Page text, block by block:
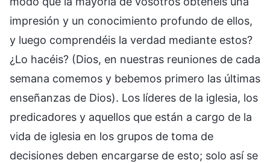
impresión y un conocimiento profundo de ellos,
y luego comprendéis la verdad mediante estos?
¿Lo hacéis? (Dios, en nuestras reuniones de cada
semana comemos y bebemos primero las últimas
enseñanzas de Dios). Los líderes de la iglesia, los
predicadores y aquellos que están a cargo de la
vida de iglesia en los grupos de toma de
decisiones deben encargarse de esto; solo así se